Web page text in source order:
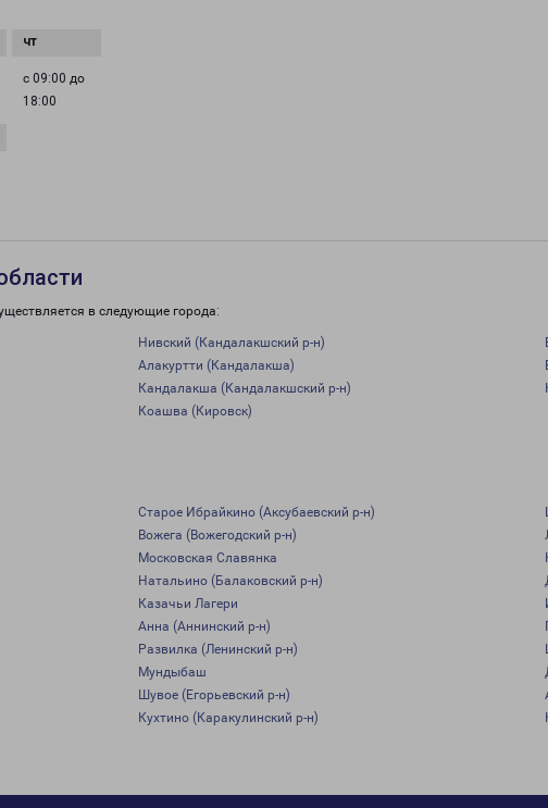
с 09:00 до
18:00
в следующие города:
Нивский (Кандалакшский р-н)
Алакуртти (Кандалакша)
Кандалакша (Кандалакшский р-н)
Коашва (Кировск)
Старое Ибрайкино (Аксубаевский р-н)
Вожега (Вожегодский р-н)
Московская Славянка
Натальино (Балаковский р-н)
Казачьи Лагери
Анна (Аннинский р-н)
Развилка (Ленинский р-н)
Мундыбаш
Шувое (Егорьевский р-н)
Кухтино (Каракулинский р-н)